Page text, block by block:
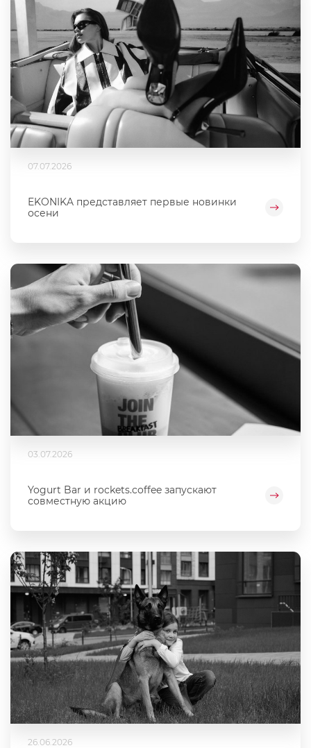
07.07.2026
EKONIKA представляет первые новинки
осени
03.07.2026
Yogurt Bar и rockets.coffee запускают
совместную акцию
26.06.2026